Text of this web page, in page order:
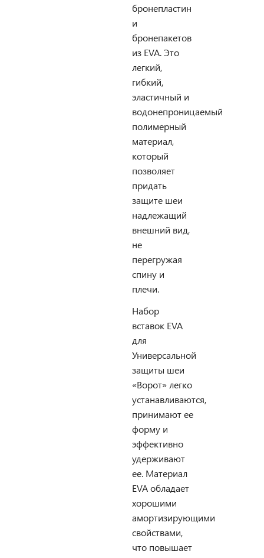
бронепластин
и
бронепакетов
из EVA. Это
легкий,
гибкий,
эластичный и
водонепроницаемый
полимерный
материал,
который
позволяет
придать
защите шеи
надлежащий
внешний вид,
не
перегружая
спину и
плечи.
Набор
вставок EVA
для
Универсальной
защиты шеи
«Ворот» легко
устанавливаются,
принимают ее
форму и
эффективно
удерживают
ее. Материал
EVA обладает
хорошими
амортизирующими
свойствами,
что повышает